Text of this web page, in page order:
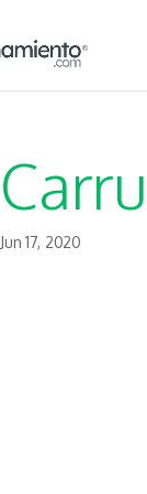
Jun 17, 2020